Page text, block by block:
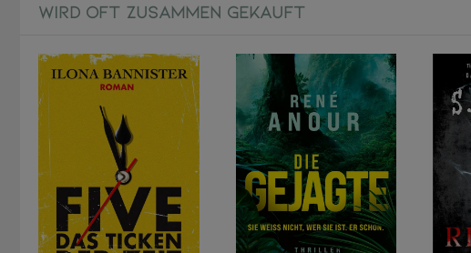
WIRD OFT ZUSAMMEN GEKAUFT